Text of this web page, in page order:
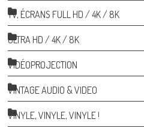
TV, ÉCRANS FULL HD / 4K / 8K
ULTRA HD / 4K / 8K
VIDÉOPROJECTION
VINTAGE AUDIO & VIDEO
VINYLE, VINYLE, VINYLE !